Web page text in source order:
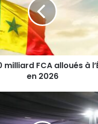
milliard FCA alloués à
en 2026